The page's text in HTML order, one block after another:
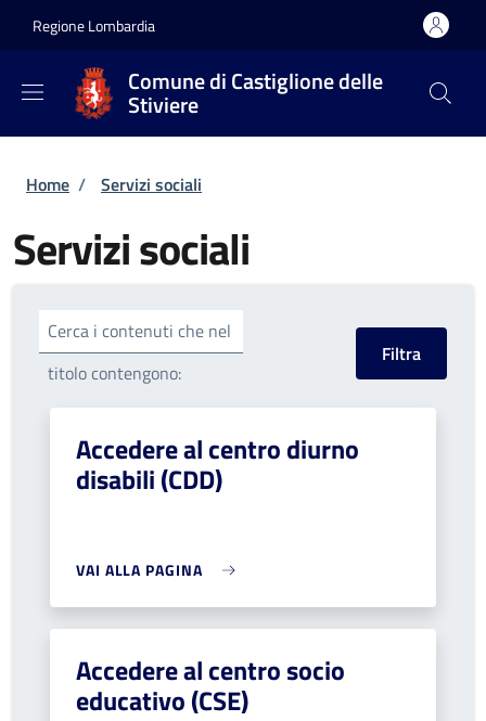
Regione Lombardia
Comune di Castiglione delle
Stiviere
Briciole di pane
Home / Servizi sociali
Servizi sociali
Cerca i contenuti che nel
titolo contengono:
Accedere al centro diurno
disabili (CDD)
VAI ALLA PAGINA
Accedere al centro socio
educativo (CSE)